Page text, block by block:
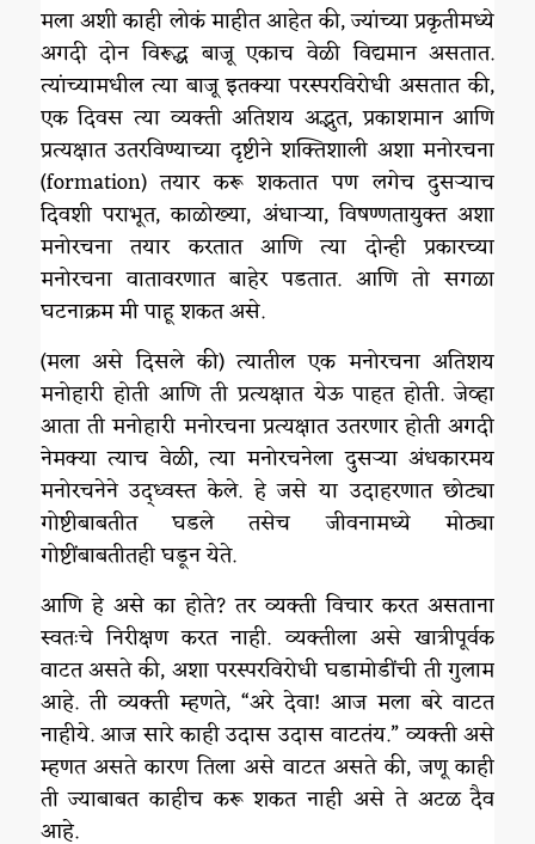
मला अशी काही लोकं माहीत आहेत की, ज्यांच्या प्रकृतीमध्ये
अगदी दोन विरूद्ध बाजू एकाच वेळी विद्यमान असतात.
त्यांच्यामधील त्या बाजू इतक्या परस्परविरोधी असतात की,
एक दिवस त्या व्यक्ती अतिशय अद्भुत, प्रकाशमान आणि
प्रत्यक्षात उतरविण्याच्या दृष्टीने शक्तिशाली अशा मनोरचना
(formation) तयार करू शकतात पण लगेच दुसऱ्याच
दिवशी पराभूत, काळोख्या, अंधाऱ्या, विषण्णतायुक्त अशा
मनोरचना तयार करतात आणि त्या दोन्ही प्रकारच्या
मनोरचना वातावरणात बाहेर पडतात. आणि तो सगळा
घटनाक्रम मी पाहू शकत असे.
(मला असे दिसले की) त्यातील एक मनोरचना अतिशय
मनोहारी होती आणि ती प्रत्यक्षात येऊ पाहत होती. जेव्हा
आता ती मनोहारी मनोरचना प्रत्यक्षात उतरणार होती अगदी
नेमक्या त्याच वेळी, त्या मनोरचनेला दुसऱ्या अंधकारमय
मनोरचनेने उद्ध्वस्त केले. हे जसे या उदाहरणात छोट्या
गोष्टीबाबतीत घडले तसेच जीवनामध्ये मोठ्या
गोष्टींबाबतीतही घडून येते.
आणि हे असे का होते? तर व्यक्ती विचार करत असताना
स्वतःचे निरीक्षण करत नाही. व्यक्तीला असे खात्रीपूर्वक
वाटत असते की, अशा परस्परविरोधी घडामोडींची ती गुलाम
आहे. ती व्यक्ती म्हणते, “अरे देवा! आज मला बरे वाटत
नाहीये. आज सारे काही उदास उदास वाटतंय.” व्यक्ती असे
म्हणत असते कारण तिला असे वाटत असते की, जणू काही
ती ज्याबाबत काहीच करू शकत नाही असे ते अटळ दैव
आहे.